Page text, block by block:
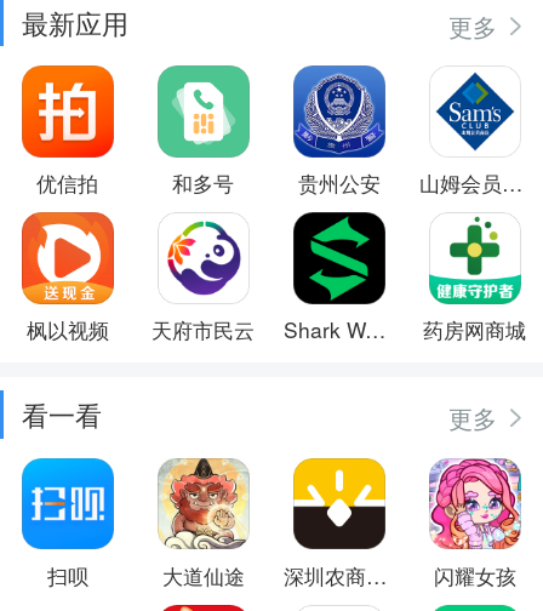
最新应用 更多
优信拍 和多号 贵州公安 山姆会员商店
枫以视频 天府市民云 Shark Wear 药房网商城
看一看 更多
扫呗 大道仙途 深圳农商银行 闪耀女孩